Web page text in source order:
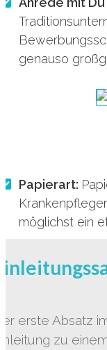
genauso
Papierart:
möglichst ein
erste Absatz
zu